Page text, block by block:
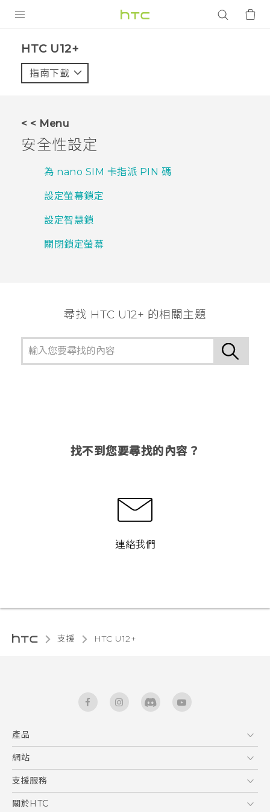
VIVE
應用程式
支援服務
HTC U12+‎
指南下載
< < Menu
安全性設定
為 nano SIM 卡指派 PIN 碼
設定螢幕鎖定
設定智慧鎖
關閉鎖定螢幕
尋找 HTC U12+ 的相關主題
找不到您要尋找的內容？
連絡我們
支援 HTC U12+‎
產品
5G
智能手機
區塊鍊手機
網站
HTC Dev
HTC Research
支援服務
服務中心
關於HTC